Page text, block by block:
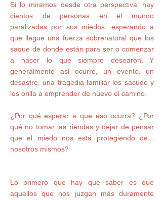
Si lo miramos desde otra perspectiva: hay
cientos de personas en el mundo
paralizadas por sus miedos, esperando a
que llegue una fuerza sobrenatural que los
saque de donde están para ser o comenzar
a hacer lo que siempre desearon. Y
generalmente así ocurre, un evento, un
desastre, una tragedia familiar los sacude y
los orilla a emprender de nuevo el camino.
¿Por qué esperar a que eso ocurra? ¿Por
qué no tomar las riendas y dejar de pensar
que el miedo nos está protegiendo de...
nosotros mismos?
Lo primero que hay que saber es que
aquellos que nos juzgan más duramente